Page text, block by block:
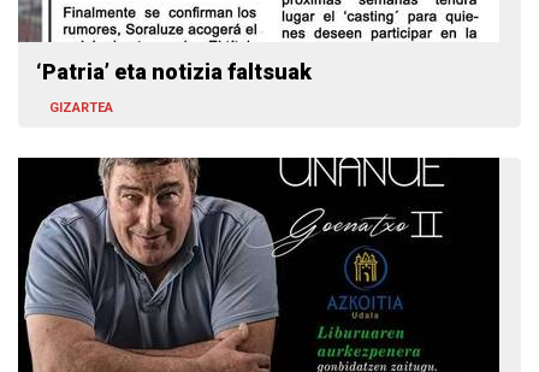
‘Patria’ eta notizia faltsuak
GIZARTEA